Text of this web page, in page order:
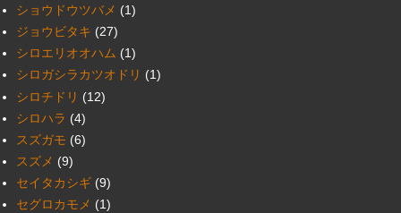
ショウドウツバメ (1)
ジョウビタキ (27)
シロエリオオハム (1)
シロガシラカツオドリ (1)
シロチドリ (12)
シロハラ (4)
スズガモ (6)
スズメ (9)
セイタカシギ (9)
セグロカモメ (1)